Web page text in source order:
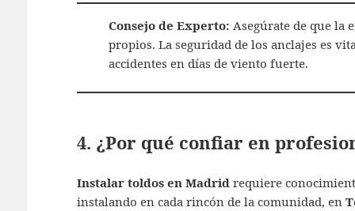
Consejo de Experto: Asegúrate de que la
propios. La seguridad de los anclajes es
accidentes en días de viento fuerte.
4. ¿Por qué confiar en
Instalar toldos en Madridrequiere
instalando en cada rincón de la comunidad, en